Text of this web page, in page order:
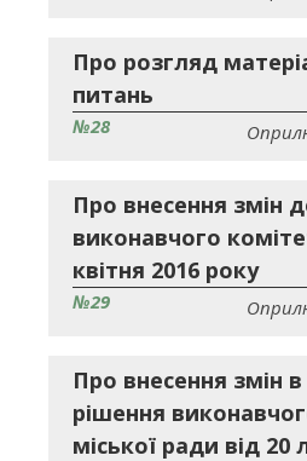
Про розгляд
питань
№28
Про внесення змін
виконавчого
квітня 2016 року
№29
Про внесення змін
рішення
міської ради від 20